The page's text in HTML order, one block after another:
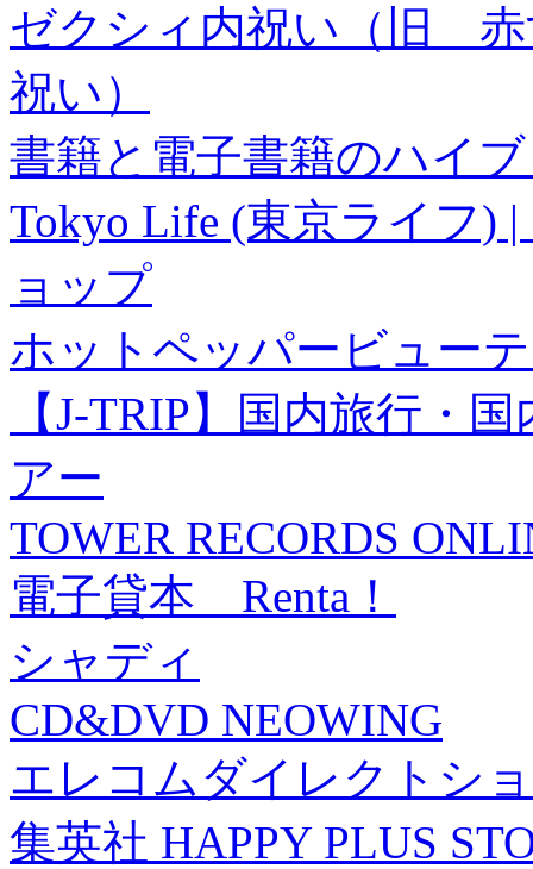
ゼクシィ内祝い（旧 赤
祝い）
書籍と電子書籍のハイ
Tokyo Life (東京ライフ)
ョップ
ホットペッパービュー
【J-TRIP】国内旅行・
アー
TOWER RECORDS
電子貸本 Renta！
シャディ
CD&DVD NEOWING
エレコムダイレクトシ
集英社 HAPPY PLUS